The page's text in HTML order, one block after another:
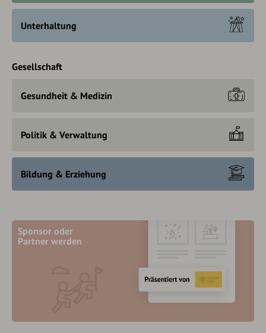
Unterhaltung
Gesellschaft
Gesundheit & Medizin
Politik & Verwaltung
Bildung & Erziehung
Sponsor oder
Partner werden